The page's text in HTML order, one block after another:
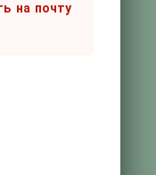
на почту